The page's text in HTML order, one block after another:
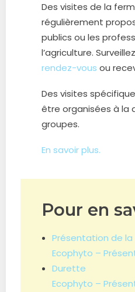
Des visites de la
régulièrement
publics ou les
l’agriculture.
rendez-vous ou
Des visites
être organisées à la
groupes.
En savoir plus.
Pour en
Présentation de
Ecophyto –
Durette
Ecophyto –